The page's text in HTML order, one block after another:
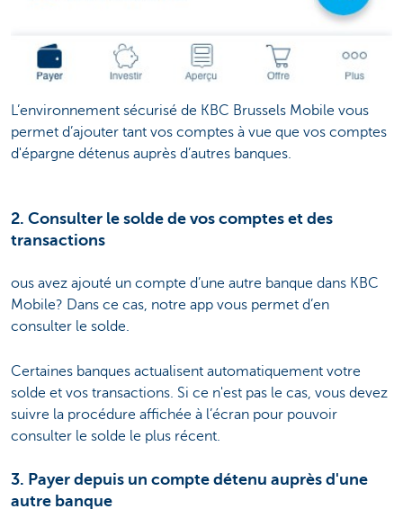
L’environnement sécurisé de KBC Brussels Mobile vous
permet d’ajouter tant vos comptes à vue que vos comptes
d'épargne détenus auprès d’autres banques.
2. Consulter le solde de vos comptes et des
transactions
ous avez ajouté un compte d’une autre banque dans KBC
Mobile? Dans ce cas, notre app vous permet d’en
consulter le solde.
Certaines banques actualisent automatiquement votre
solde et vos transactions. Si ce n'est pas le cas, vous devez
suivre la procédure affichée à l’écran pour pouvoir
consulter le solde le plus récent.
3. Payer depuis un compte détenu auprès d'une
autre banque